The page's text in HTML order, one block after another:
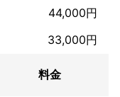
」と考えずにご連絡
案件に関してもご相
もらえる方法がない
44,000円
33,000円
料金